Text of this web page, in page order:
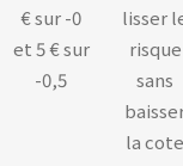
€ sur -0
et 5 € sur
-0,5
lisser
risque
sans
la cote